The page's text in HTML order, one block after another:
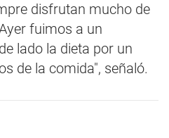
disfrutan mucho de
fuimos a un
lado la dieta por un
de la comida", señaló.